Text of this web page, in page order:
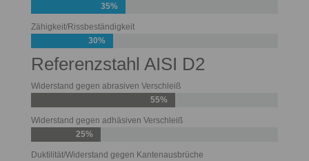
35%
Zähigkeit/Rissbeständigkeit
30%
Referenzstahl AISI D2
Widerstand gegen abrasiven Verschleiß
55%
Widerstand gegen adhäsiven Verschleiß
25%
Duktilität/Widerstand gegen Kantenausbrüche